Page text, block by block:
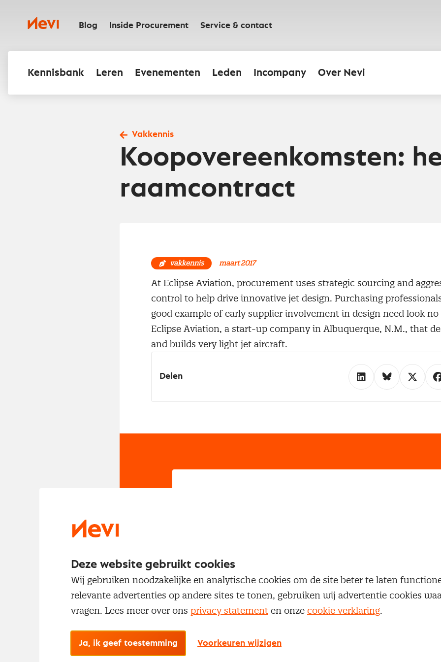
inhoudNevi Blog Inside Procurement Service & contact
Kennisbank Leren Evenementen Leden Incompany Over Nevi
Vakkennis
Koopovereenkomsten:
raamcontract
vakkennis maart 2017
At Eclipse Aviation, procurement uses strategic sourcing and
control to help drive innovative jet design. Purchasing
good example of early supplier involvement in design need look
Eclipse Aviation, a start-up company in Albuquerque, N.M., that
and builds very light jet aircraft.
Delen
Inloggen
Deze website gebruikt cookies
Wij gebruiken noodzakelijke en analytische cookies om de site beter te laten
relevante advertenties op andere sites te tonen, gebruiken wij advertentie cookies
vragen. Lees meer over ons privacy statement en onze cookie verklaring.
Ja, ik geef toestemming Voorkeuren wijzigen